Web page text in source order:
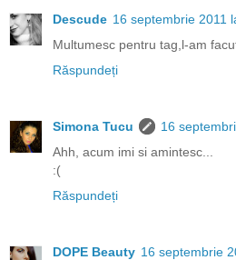
Descude 16 septembrie 2011
Multumesc pentru tag,l-am
Răspundeți
Simona Tucu
16
Ahh, acum imi si amintesc...
:(
Răspundeți
DOPE Beauty 16 septembrie